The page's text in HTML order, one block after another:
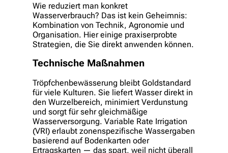
Wie reduziert man konkret
Wasserverbrauch? Das ist kein Geheimnis:
Kombination von Technik, Agronomie und
Organisation. Hier einige praxiserprobte
Strategien, die Sie direkt anwenden können.
Technische Maßnahmen
Tröpfchenbewässerung bleibt Goldstandard
für viele Kulturen. Sie liefert Wasser direkt in
den Wurzelbereich, minimiert Verdunstung
und sorgt für sehr gleichmäßige
Wasserversorgung. Variable Rate Irrigation
(VRI) erlaubt zonenspezifische Wassergaben
basierend auf Bodenkarten oder
Ertragskarten — das spart, weil nicht überall